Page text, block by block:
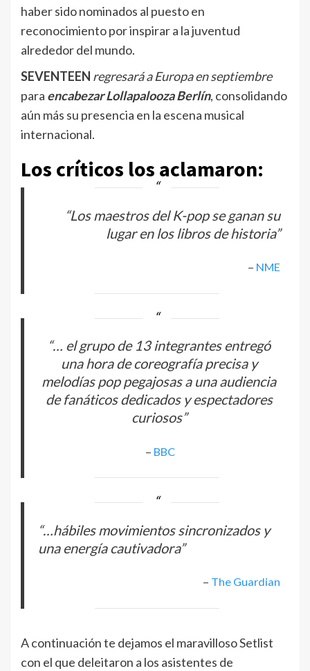
haber sido nominados al puesto en
reconocimiento por inspirar a la juventud
alrededor del mundo.
SEVENTEEN regresará a Europaen septiembre
para encabezar Lollapalooza Berlín, consolidando
aún más su presencia en la escena musical
internacional.
Los críticos los aclamaron:
“Los maestros del K-pop se ganan su
lugar en los libros de historia”
– NME
“… el grupo de 13 integrantes entregó
una hora de coreografía precisa y
melodías pop pegajosas a una audiencia
de fanáticos dedicados y espectadores
curiosos”
– BBC
“…hábiles movimientos sincronizados y
una energía cautivadora”
– The Guardian
A continuación te dejamos el maravilloso Setlist
con el que deleitaron a los asistentes de